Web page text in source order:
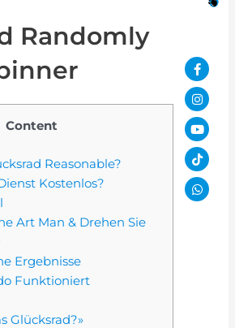
f
Tiktok
Randomly
Content
Reasonable?
Kostenlos?
Art Man & Drehen Sie
Ergebnisse
Funktioniert
Glücksrad?»